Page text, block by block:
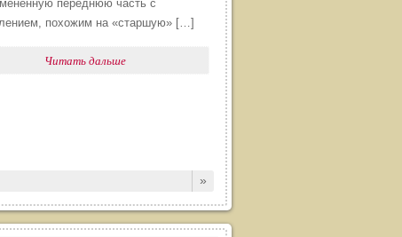
переднюю часть с
похожим на «старшую» […]
Читать дальше
»